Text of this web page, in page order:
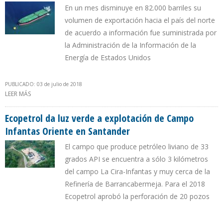
En un mes disminuye en 82.000 barriles su
volumen de exportación hacia el país del norte
de acuerdo a información fue suministrada por
la Administración de la Información de la
Energía de Estados Unidos
PUBLICADO: 03 de julio de 2018
LEER MÁS
Ecopetrol da luz verde a explotación de Campo
Infantas Oriente en Santander
El campo que produce petróleo liviano de 33
grados API se encuentra a sólo 3 kilómetros
del campo La Cira-Infantas y muy cerca de la
Refinería de Barrancabermeja. Para el 2018
Ecopetrol aprobó la perforación de 20 pozos